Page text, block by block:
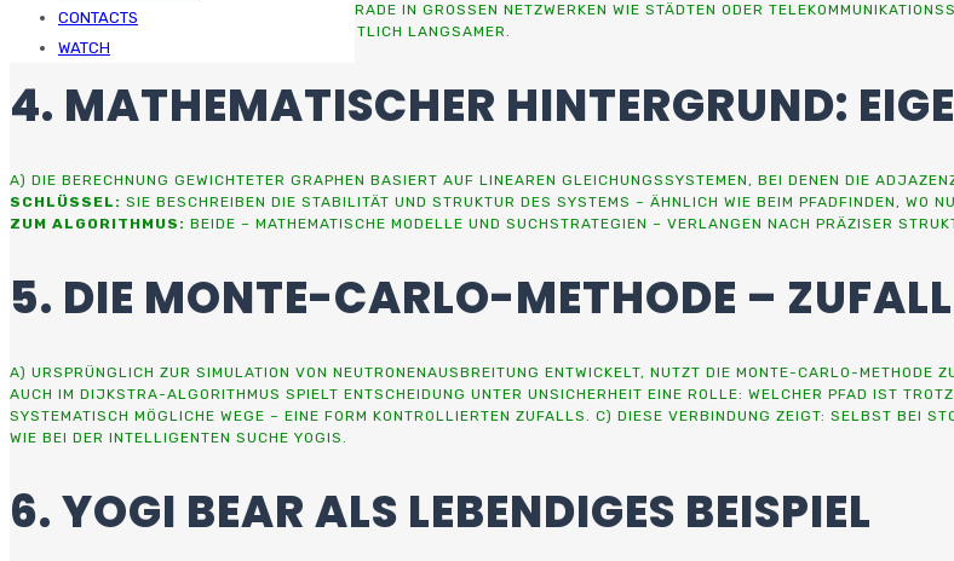
CONTACTS
WATCH
SCHNELL. C)PRAKTISCHE RELEVANZ:
GERADE IN GROSSEN NETZWERKEN WIE STÄDTEN ODER
ÄREN VIELE MODERNE ANWENDUNGEN DEUTLICH LANGSAMER.
4. MATHEMATISCHER HINTERGRUND:
A) DIE BERECHNUNG GEWICHTETER GRAPHEN BASIERT AUF LINEAREN GLEICHUNGSSYSTEMEN, BEI DENEN DIE
SCHLÜSSEL: SIE BESCHREIBEN DIE STABILITÄT UND STRUKTUR DES SYSTEMS – ÄHNLICH WIE BEIM PFADFINDEN, WO
ZUM ALGORITHMUS: BEIDE – MATHEMATISCHE MODELLE UND SUCHSTRATEGIEN – VERLANGEN NACH PRÄZISER
5. DIE MONTE-CARLO-METHODE –
A) URSPRÜNGLICH ZUR SIMULATION VON NEUTRONENAUSBREITUNG ENTWICKELT, NUTZT DIE MONTE-CARLO-METHODE
AUCH IM DIJKSTRA-ALGORITHMUS SPIELT ENTSCHEIDUNG UNTER UNSICHERHEIT EINE ROLLE: WELCHER PFAD IST
SYSTEMATISCH MÖGLICHE WEGE – EINE FORM KONTROLLIERTEN ZUFALLS. C) DIESE VERBINDUNG ZEIGT: SELBST BEI
WIE BEI DER INTELLIGENTEN SUCHE YOGIS.
6. YOGI BEAR ALS LEBENDIGES BEISPIEL